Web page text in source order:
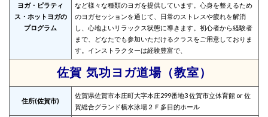
ヨガ・ピラティ
ス・ホットヨガの
プログラム
など様々な種類のヨガを提供しています。心身を整えるため
のヨガセッションを通じて、日常のストレスや疲れを解消
し、心地よいリラックス状態に導きます。初心者から経験者
まで、どなたでも参加いただけるクラスをご用意しておりま
す。インストラクターは経験豊富で、
佐賀 気功ヨガ道場（教室）
住所(佐賀市)
佐賀県佐賀市本庄町大字本庄299番地3 佐賀市立体育館 or 佐
賀総合グランド横水泳場２Ｆ多目的ホール